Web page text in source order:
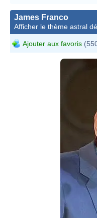
James Franco
Afficher le thème astral
Ajouter aux favoris